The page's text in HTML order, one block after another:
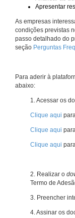
Apresentar
As empresas
condições previstas
passo detalhado do
seção Perguntas
Para aderir à
abaixo:
1. Acessar os
Clique aqui
Clique aqui
Clique aqui
2. Realizar o
Termo de
3. Preencher
4. Assinar os